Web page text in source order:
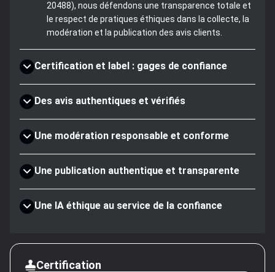
20488), nous défendons une transparence totale et
le respect de pratiques éthiques dans la collecte, la
modération et la publication des avis clients.
Certification et label : gages de confiance
Des avis authentiques et vérifiés
Une modération responsable et conforme
Une publication authentique et transparente
Une IA éthique au service de la confiance
Certification